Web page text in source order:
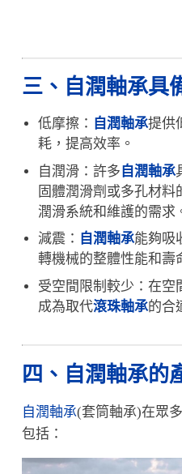
三、自潤軸承具
低摩擦： 自潤軸承提供
耗，提高效率。
自潤滑：許多 自潤軸承
固體潤滑劑或多孔材
潤滑系統和維護的需求
減震： 自潤軸承能夠吸
轉機械的整體性能和壽
受空間限制較少：在空
成為取代滾珠軸承的合
四、自潤軸承的
自潤軸承(套筒軸承)在眾
包括：